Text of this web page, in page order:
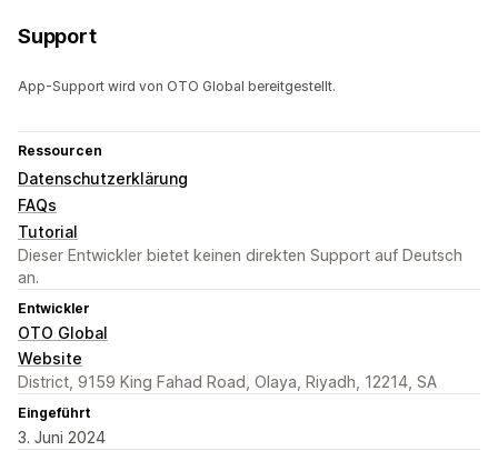
Support
App-Support wird von OTO Global bereitgestellt.
Ressourcen
Datenschutzerklärung
FAQs
Tutorial
Dieser Entwickler bietet keinen direkten Support auf Deutsch
an.
Entwickler
OTO Global
Website
District, 9159 King Fahad Road, Olaya, Riyadh, 12214, SA
Eingeführt
3. Juni 2024